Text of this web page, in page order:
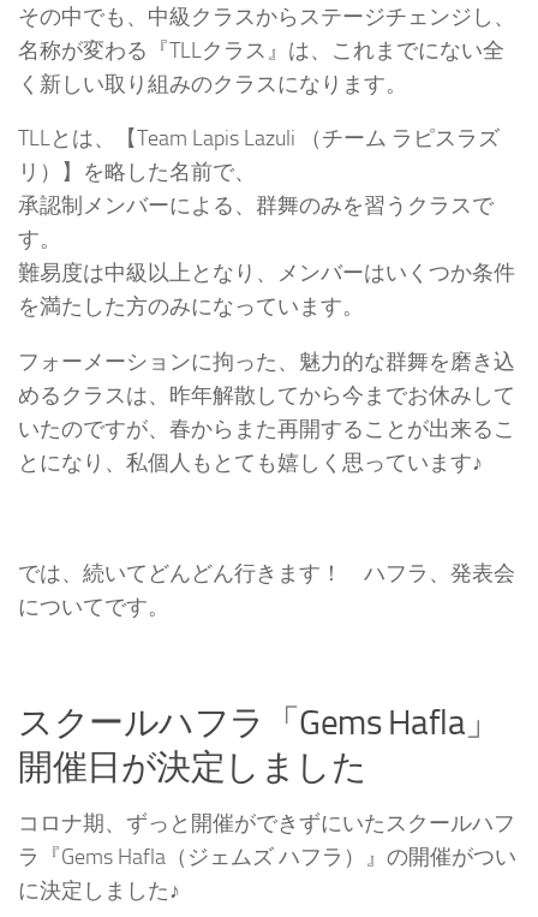
その中でも、中級クラスからステージチェンジし、
名称が変わる『TLLクラス』は、これまでにない全
く新しい取り組みのクラスになります。
TLLとは、【Team Lapis Lazuli （チーム ラピスラズ
リ）】を略した名前で、
承認制メンバーによる、群舞のみを習うクラスで
す。
難易度は中級以上となり、メンバーはいくつか条件
を満たした方のみになっています。
フォーメーションに拘った、魅力的な群舞を磨き込
めるクラスは、昨年解散してから今までお休みして
いたのですが、春からまた再開することが出来るこ
とになり、私個人もとても嬉しく思っています♪
では、続いてどんどん行きます！ ハフラ、発表会
についてです。
スクールハフラ「Gems Hafla」
開催日が決定しました
コロナ期、ずっと開催ができずにいたスクールハフ
ラ『Gems Hafla（ジェムズ ハフラ）』の開催がつい
に決定しました♪